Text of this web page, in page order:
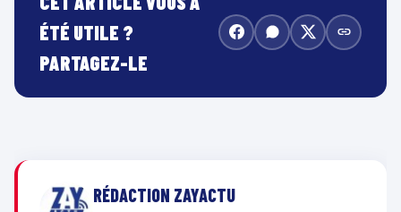
ÉTÉ UTILE ?
PARTAGEZ-LE
RÉDACTION ZAYACTU